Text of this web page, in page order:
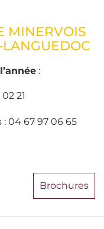
MINERVOIS
:
21
04 67 97 06 65
Brochures